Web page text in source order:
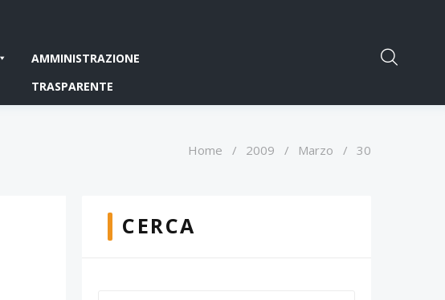
AMMINISTRAZIONE
TRASPARENTE
Home / 2009 / Marzo / 30
CERCA